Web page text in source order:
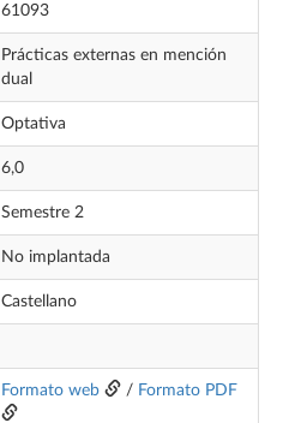
61093
Prácticas externas en mención
dual
Optativa
6,0
Semestre 2
No implantada
Castellano
Formato web / Formato PDF